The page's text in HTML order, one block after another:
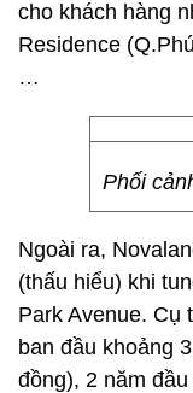
cho khách hàng
Residence
…
Phối
Ngoài ra,
(thấu hiểu) khi
Park Avenue. Cụ
ban đầu khoảng
đồng), 2 năm